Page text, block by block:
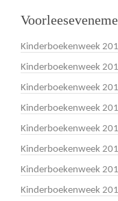
Kinderboekenweek
Kinderboekenweek
Kinderboekenweek
Kinderboekenweek
Kinderboekenweek
Kinderboekenweek
Kinderboekenweek
Kinderboekenweek